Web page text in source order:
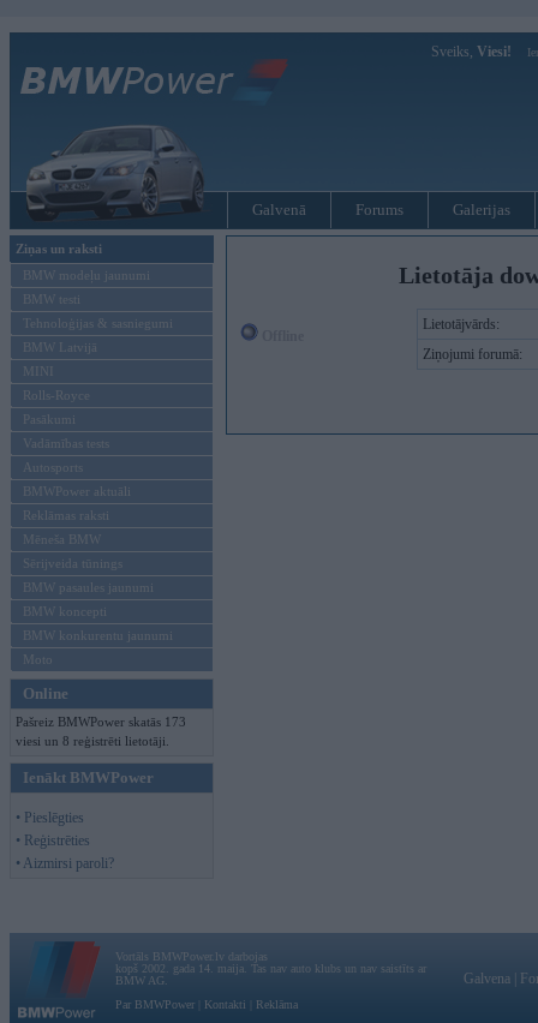
Sveiks, Viesi!
Galvenā Forums Galerijas
Ziņas un raksti
BMW modeļu jaunumi
BMW testi
Tehnoloģijas & sasniegumi
BMW Latvijā
MINI
Rolls-Royce
Pasākumi
Vadāmības tests
Autosports
BMWPower aktuāli
Reklāmas raksti
Mēneša BMW
Sērijveida tūnings
BMW pasaules jaunumi
BMW koncepti
BMW konkurentu jaunumi
Moto
Online
Pašreiz BMWPower skatās 173
viesi un 8 reģistrēti lietotāji.
Ienākt BMWPower
• Pieslēgties
• Reģistrēties
• Aizmirsi paroli?
Lietotāja
Lietotājvārds:
Ziņojumi forumā:
Vortāls BMWPower.lv darbojas
kopš 2002. gada 14. maija. Tas nav auto klubs un nav saistīts ar
BMW AG.
Par BMWPower
Kontakti Reklāma
Galvena